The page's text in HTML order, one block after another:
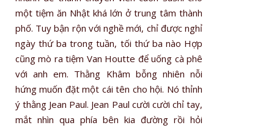
một tiệm ăn Nhật khá lớn ở trung tâm thành
phố. Tuy bận rộn với nghề mới, chỉ được nghỉ
ngày thứ ba trong tuần, tối thứ ba nào Hợp
cũng mò ra tiệm Van Houtte để uống cà phê
với anh em. Thằng Khâm bỗng nhiên nỗi
hứng muốn đặt một cái tên cho hội. Nó thỉnh
ý thằng Jean Paul. Jean Paul cười cười chỉ tay,
mắt nhìn qua phía bên kia đường rồi hỏi